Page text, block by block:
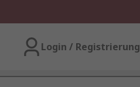
Login / Registrierung